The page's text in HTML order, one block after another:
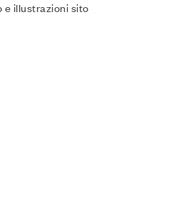
e illustrazioni sito